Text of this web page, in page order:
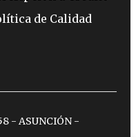
de Calidad
- ASUNCIÓN -